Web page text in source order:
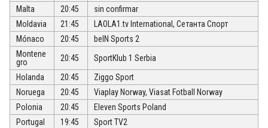
Malta
20:45
sin confirmar
Moldavia
21:45
LAOLA1.tv International, Сетанта Спорт
Mónaco
20:45
beIN Sports 2
Montene
gro
20:45
SportKlub 1 Serbia
Holanda
20:45
Ziggo Sport
Noruega
20:45
Viaplay Norway, Viasat Fotball Norway
Polonia
20:45
Eleven Sports Poland
Portugal
19:45
Sport TV2